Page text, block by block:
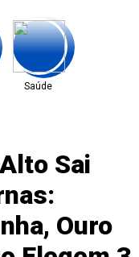
Saúde
Tecnologia
Tecnologia
Sai
Ouro